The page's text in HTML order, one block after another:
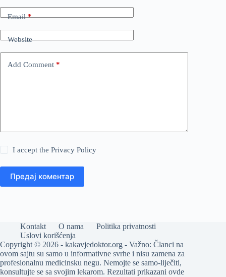
Email*
Website
Add Comment *
I accept thePrivacy Policy
Предај коментар
Kontakt O nama
Politika privatnosti
Uslovi korišćenja
Copyright © 2026 - kakavjedoktor.org - Važno: Članci na
ovom sajtu su samo u informativne svrhe i nisu zamena za
profesionalnu medicinsku negu. Nemojte se samo-liječiti,
konsultujte se sa svojim lekarom. Rezultati prikazani ovde